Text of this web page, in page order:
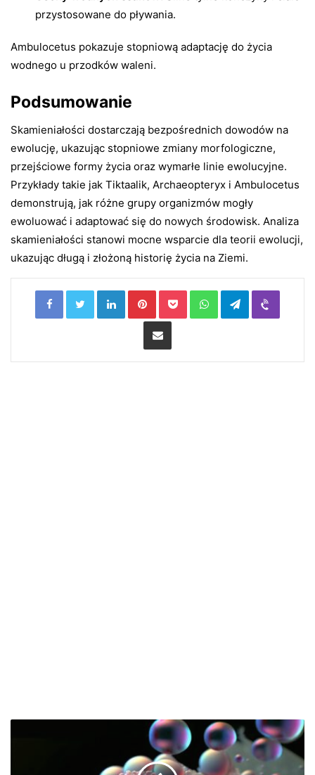
przystosowane do pływania.
Ambulocetus pokazuje stopniową adaptację do życia
wodnego u przodków waleni.
Podsumowanie
Skamieniałości dostarczają bezpośrednich dowodów na
ewolucję, ukazując stopniowe zmiany morfologiczne,
przejściowe formy życia oraz wymarłe linie ewolucyjne.
Przykłady takie jak Tiktaalik, Archaeopteryx i Ambulocetus
demonstrują, jak różne grupy organizmów mogły
ewoluować i adaptować się do nowych środowisk. Analiza
skamieniałości stanowi mocne wsparcie dla teorii ewolucji,
ukazując długą i złożoną historię życia na Ziemi.
LinkedIn Pinterest Pocket WhatsApp Telegram
Share via Email